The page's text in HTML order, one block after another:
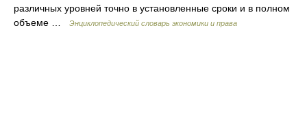
различных уровней точно в установленные сроки и в полном
объеме …
Энциклопедический словарь экономики и права